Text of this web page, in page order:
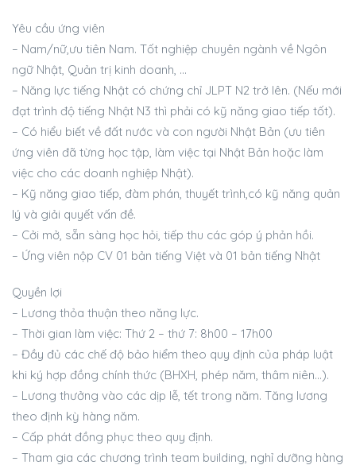
Yêu cầu ứng viên
– Nam/nữ,ưu tiên Nam. Tốt nghiệp chuyên ngành về Ngôn
ngữ Nhật, Quản trị kinh doanh, …
– Năng lực tiếng Nhật có chứng chỉ JLPT N2 trở lên. (Nếu mới
đạt trình độ tiếng Nhật N3 thì phải có kỹ năng giao tiếp tốt).
– Có hiểu biết về đất nước và con người Nhật Bản (ưu tiên
ứng viên đã từng học tập, làm việc tại Nhật Bản hoặc làm
việc cho các doanh nghiệp Nhật).
– Kỹ năng giao tiếp, đàm phán, thuyết trình,có kỹ năng quản
lý và giải quyết vấn đề.
– Cởi mở, sẵn sàng học hỏi, tiếp thu các góp ý phản hồi.
– Ứng viên nộp CV 01 bản tiếng Việt và 01 bản tiếng Nhật
Quyền lợi
– Lương thỏa thuận theo năng lực.
– Thời gian làm việc: Thứ 2 – thứ 7: 8h00 – 17h00
– Đầy đủ các chế độ bảo hiểm theo quy định của pháp luật
khi ký hợp đồng chính thức (BHXH, phép năm, thâm niên…).
– Lương thưởng vào các dịp lễ, tết trong năm. Tăng lương
theo định kỳ hàng năm.
– Cấp phát đồng phục theo quy định.
– Tham gia các chương trình team building, nghỉ dưỡng hàng